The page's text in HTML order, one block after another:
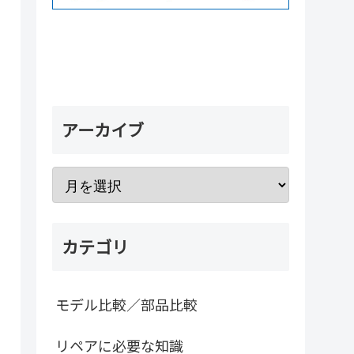
アーカイブ
カテゴリ
モデル比較／部品比較
リペアに必要な知識